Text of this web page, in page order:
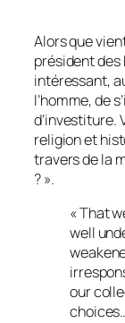
Alors que
président des
intéressant,
l’homme, de
d’investiture.
religion et
travers de la
? ».
« That
well
our